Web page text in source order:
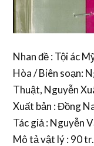
Nhan đề : Tội ác
Hòa / Biên soạn:
Thuật, Nguyễn
Xuất bản : Đồng
Tác giả : Nguyễn
Mô tả vật lý : 90